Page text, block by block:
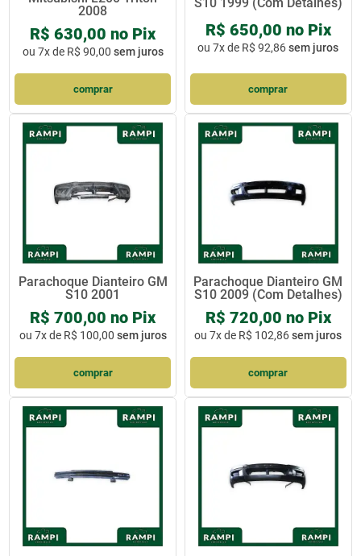
2008
R$ 630,00 no Pix
ou 7x de R$ 90,00 sem juros
comprar
R$ 650,00 no Pix
ou7x de R$ 92,86sem juros
comprar
Parachoque Dianteiro GM
S10 2001
R$ 700,00 no Pix
ou 7x de R$ 100,00 sem juros
comprar
Parachoque Dianteiro GM
S10 2009 (Com Detalhes)
R$ 720,00 no Pix
ou7x de R$ 102,86sem juros
comprar